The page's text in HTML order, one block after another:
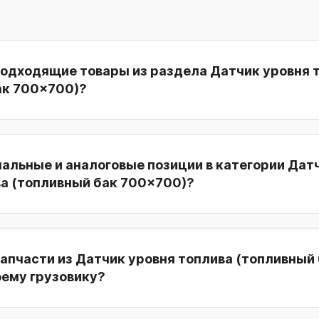
товары из раздела Датчик уровня
700x700)?
и аналоговые позиции в категории
(топливный бак 700x700)?
из Датчик уровня топлива (топливный
грузовику?